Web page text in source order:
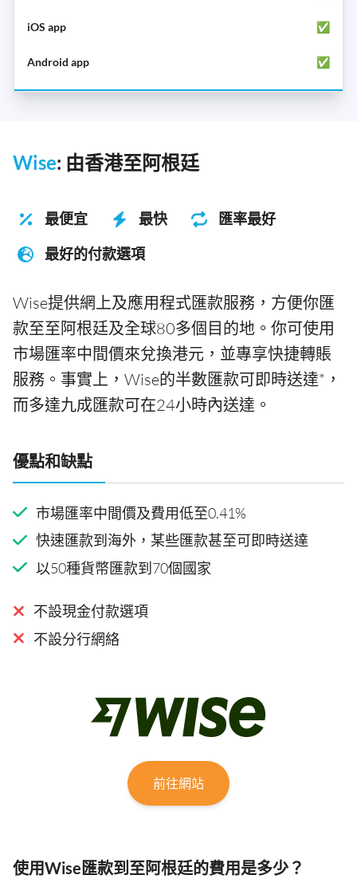
✅
✅
Wise: 由香港至阿根廷
最便宜 最快
匯率最好
最好的付款選項
Wise提供網上及應用程式匯款服務，方便你匯
款至至阿根廷及全球80多個目的地。你可使用
市場匯率中間價來兌換港元，並專享快捷轉賬
服務。事實上，Wise的半數匯款可即時送達*，
而多達九成匯款可在24小時內送達。
優點和缺點
市場匯率中間價及費用低至0.41%
快速匯款到海外，某些匯款甚至可即時送達
以50種貨幣匯款到70個國家
不設現金付款選項
不設分行網絡
前往網站
使用Wise匯款到至阿根廷的費用是多少？